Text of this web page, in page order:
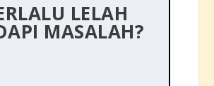
LELAH
MASALAH?